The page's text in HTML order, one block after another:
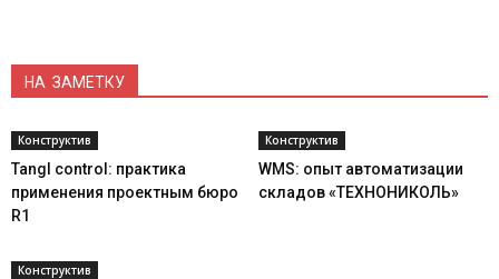
НА ЗАМЕТКУ
Конструктив
Tangl control: практика
применения проектным бюро
R1
Конструктив
WMS: опыт автоматизации
складов «ТЕХНОНИКОЛЬ»
Конструктив